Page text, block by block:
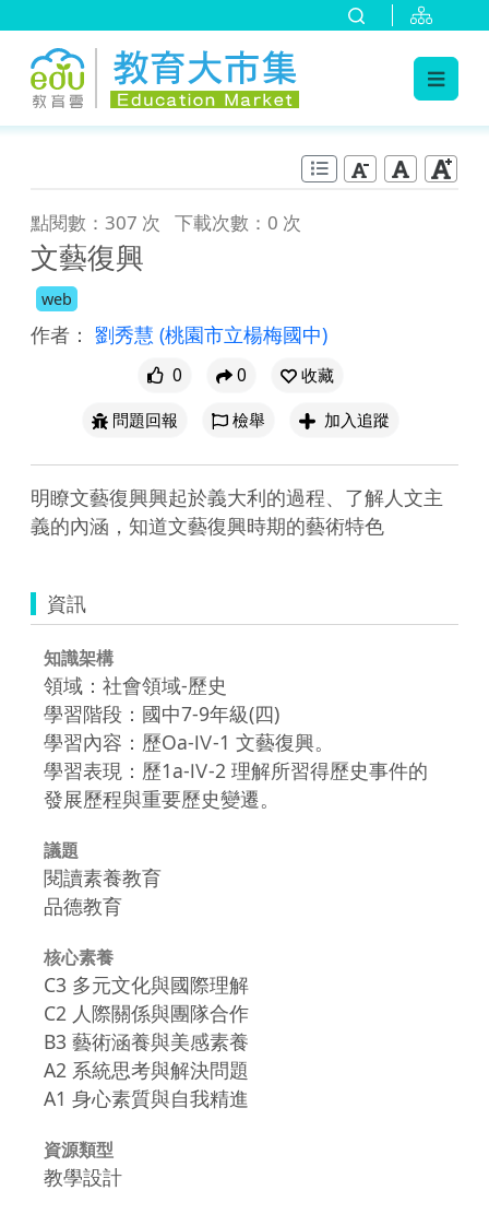
點閱數：307 次 下載次數：0 次
文藝復興
web
作者： 劉秀慧 (桃園市立楊梅國中)
0 0
收藏
問題回報
檢舉 加入追蹤
明瞭文藝復興興起於義大利的過程、了解人文主
義的內涵，知道文藝復興時期的藝術特色
資訊
知識架構
領域：社會領域-歷史
學習階段：國中7-9年級(四)
學習內容：歷Oa-Ⅳ-1 文藝復興。
學習表現：歷1a-Ⅳ-2 理解所習得歷史事件的
發展歷程與重要歷史變遷。
議題
閱讀素養教育
品德教育
核心素養
C3 多元文化與國際理解
C2 人際關係與團隊合作
B3 藝術涵養與美感素養
A2 系統思考與解決問題
A1 身心素質與自我精進
資源類型
教學設計